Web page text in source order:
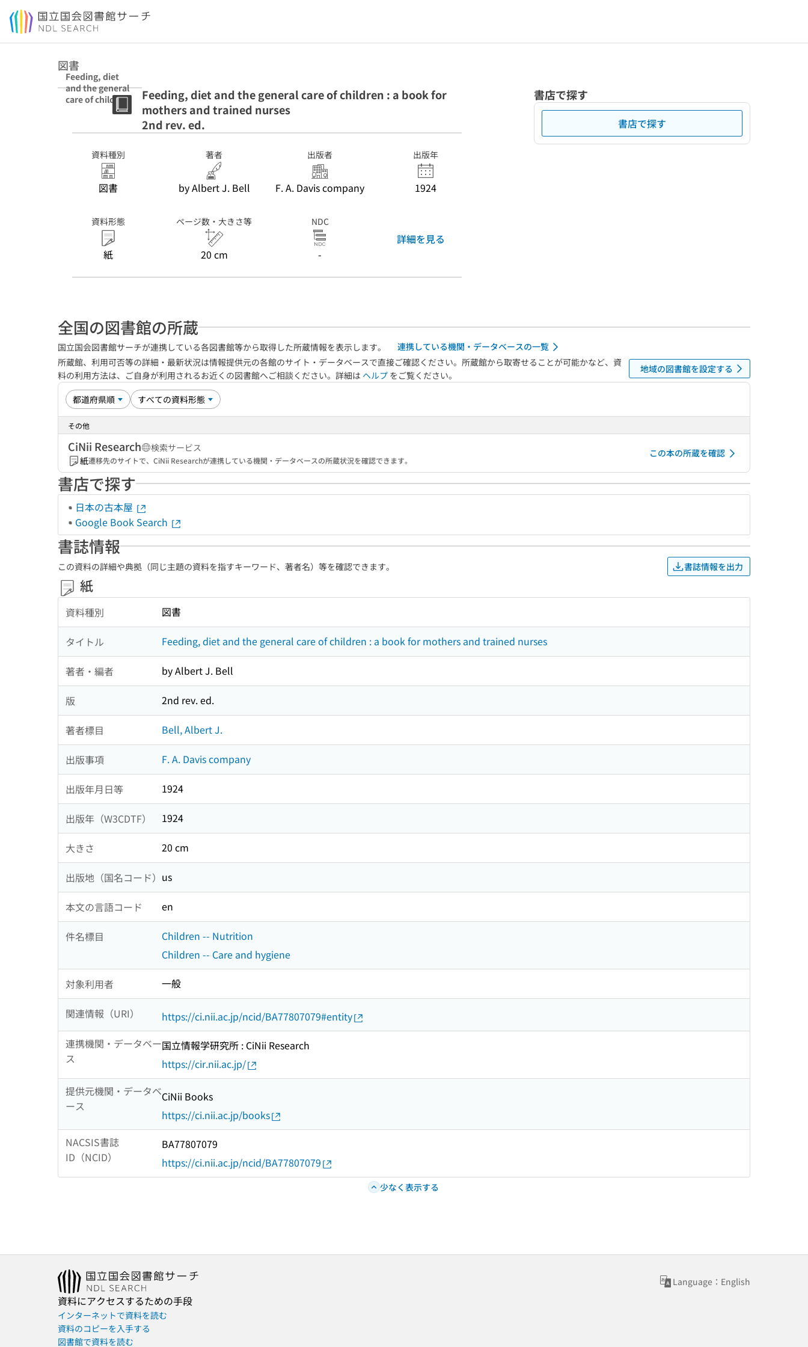
本文へ移動
図書
Feeding, diet
and the general
care of children :
trained nurses
Feeding, diet and the general care of children : a book for
mothers and trained nurses
2nd rev. ed.
資料種別
図書
著者
by Albert J. Bell
出版者
F. A. Davis company
出版年
1924
資料形態
紙
ページ数・大きさ等
20 cm
NDC
-
詳細を見る
書店で探す
書店で探す
全国の図書館の所蔵
国立国会図書館サーチが連携している各図書館等から取得した所蔵情報を表示します。
連携している機関・データベースの一覧
所蔵館、利用可否等の詳細・最新状況は情報提供元の各館のサイト・データベースで直接ご確認ください。所蔵館から取寄せることが可能かなど、資
料の利用方法は、ご自身が利用されるお近くの図書館へご相談ください。詳細は ヘルプ をご覧ください。
地域の図書館を設定する
その他
CiNii Research
検索サービス
紙遷移先のサイトで、CiNii Researchが連携している機関・データベースの所蔵状況を確認できます。
この本の所蔵を確認
書店で探す
日本の古本屋
Google Book Search
書誌情報
この資料の詳細や典拠（同じ主題の資料を指すキーワード、著者名）等を確認できます。 書誌情報を出力
紙
資料種別 図書
タイトル Feeding, diet and the general care of children : a book for mothers and trained nurses
著者・編者 by Albert J. Bell
版 2nd rev. ed.
著者標目 Bell, Albert J.
出版事項 F. A. Davis company
出版年月日等 1924
出版年（W3CDTF） 1924
大きさ 20 cm
出版地（国名コード） us
本文の言語コード en
件名標目
Children -- Nutrition
Children -- Care and hygiene
対象利用者 一般
関連情報（URI）
https://ci.nii.ac.jp/ncid/BA77807079#entity
連携機関・データベー
ス
国立情報学研究所 : CiNii Research
https://cir.nii.ac.jp/
提供元機関・データベ
ース
CiNii Books
https://ci.nii.ac.jp/books
NACSIS書誌
ID（NCID）
BA77807079
https://ci.nii.ac.jp/ncid/BA77807079
少なく表示する
Language：English
資料にアクセスするための手段
インターネットで資料を読む
資料のコピーを入手する
図書館で資料を読む